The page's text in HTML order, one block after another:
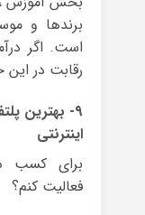
برندها و
است. اگر
رقابت در این
۹- بهترین
اینترنتی
برای کسب
فعالیت کنم؟